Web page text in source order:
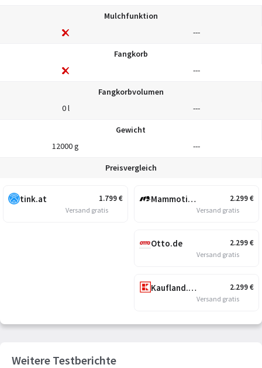
Mulchfunktion
---
Fangkorb
---
Fangkorbvolumen
0 l
---
Gewicht
12000 g
---
Preisvergleich
1.799€
tink.at
Versand gratis
2.299€
Mammotion
Versand gratis
2.299€
Otto.de
Versand gratis
2.299€
Kaufland.at
Versand gratis
Weitere Testberichte